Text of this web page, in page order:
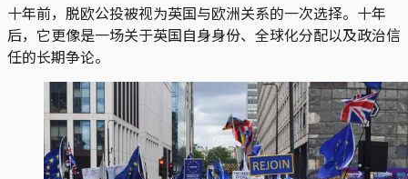
十年前，脱欧公投被视为英国与欧洲关系的一次选择。十年
后，它更像是一场关于英国自身身份、全球化分配以及政治信
任的长期争论。